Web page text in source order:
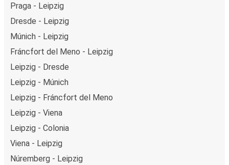
Praga - Leipzig
Dresde - Leipzig
Múnich - Leipzig
Fráncfort del Meno - Leipzig
Leipzig - Dresde
Leipzig - Múnich
Leipzig - Fráncfort del Meno
Leipzig - Viena
Leipzig - Colonia
Viena - Leipzig
Núremberg - Leipzig